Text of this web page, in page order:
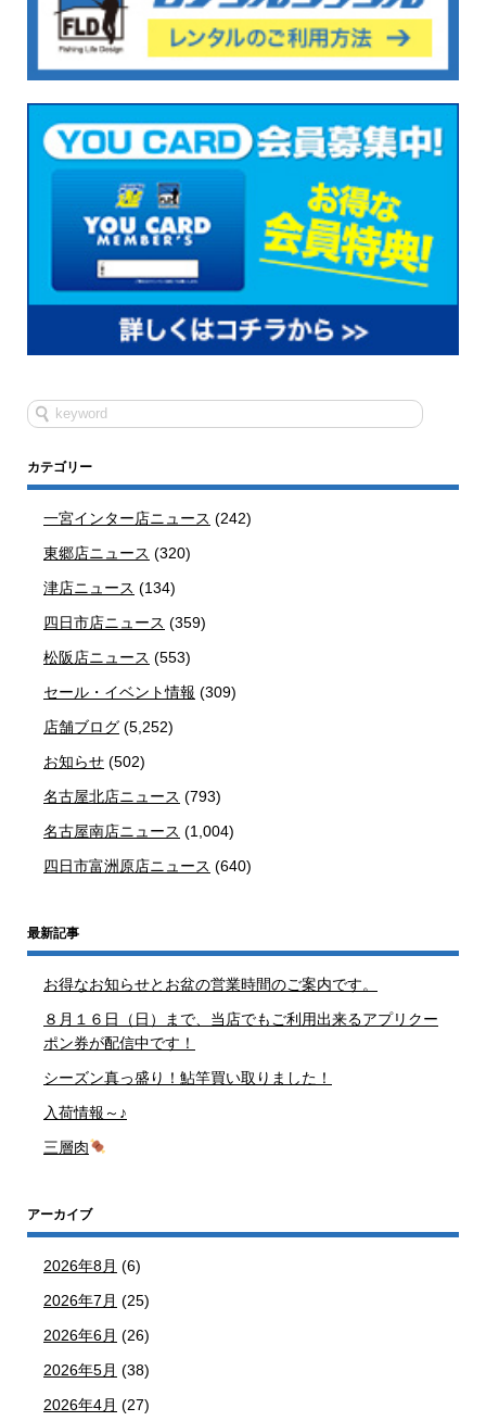
カテゴリー
一宮インター店ニュース (242)
東郷店ニュース (320)
津店ニュース (134)
四日市店ニュース (359)
松阪店ニュース (553)
セール・イベント情報 (309)
店舗ブログ (5,252)
お知らせ (502)
名古屋北店ニュース (793)
名古屋南店ニュース (1,004)
四日市富洲原店ニュース (640)
最新記事
お得なお知らせとお盆の営業時間のご案内です。
８月１６日（日）まで、当店でもご利用出来るアプリクー
ポン券が配信中です！
シーズン真っ盛り！鮎竿買い取りました！
入荷情報～♪
三層肉
アーカイブ
2026年8月 (6)
2026年7月 (25)
2026年6月 (26)
2026年5月 (38)
2026年4月 (27)